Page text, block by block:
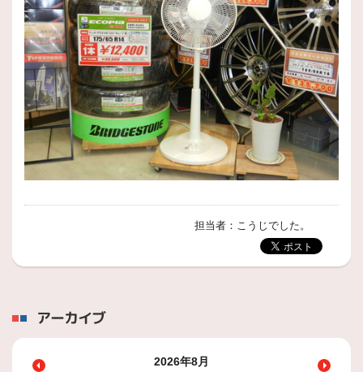
担当者：こうじでした。
アーカイブ
2026年8月